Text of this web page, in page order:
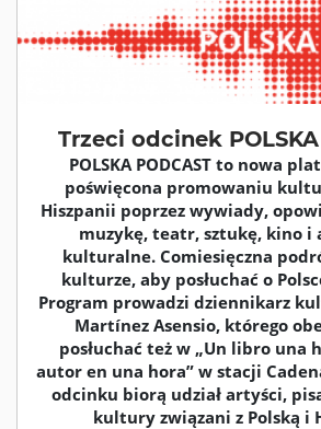
Trzeci odcinek POLSKA
POLSKA PODCAST to nowa
poświęcona promowaniu
Hiszpanii poprzez wywiady,
muzykę, teatr, sztukę, kino i
kulturalne. Comiesięczna
kulturze, aby posłuchać o
Program prowadzi dziennikarz
Martínez Asensio, którego
posłuchać też w „Un libro una
autor en una hora” w stacji
odcinku biorą udział artyści,
kultury związani z Polską i